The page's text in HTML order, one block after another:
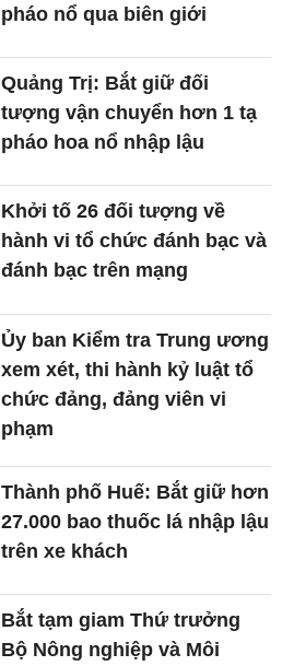
pháo nổ qua biên giới
Quảng Trị: Bắt giữ đối
tượng vận chuyển hơn 1 tạ
pháo hoa nổ nhập lậu
Khởi tố 26 đối tượng về
hành vi tổ chức đánh bạc và
đánh bạc trên mạng
Ủy ban Kiểm tra Trung ương
xem xét, thi hành kỷ luật tổ
chức đảng, đảng viên vi
phạm
Thành phố Huế: Bắt giữ hơn
27.000 bao thuốc lá nhập lậu
trên xe khách
Bắt tạm giam Thứ trưởng
Bộ Nông nghiệp và Môi